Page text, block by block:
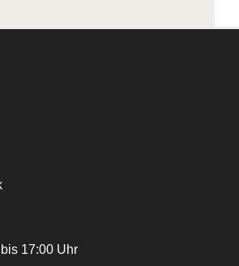
17:00 Uhr